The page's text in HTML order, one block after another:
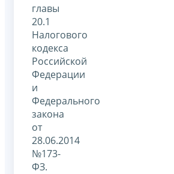
главы
20.1
Налогового
кодекса
Российской
Федерации
и
Федерального
закона
от
28.06.2014
№173-
ФЗ.